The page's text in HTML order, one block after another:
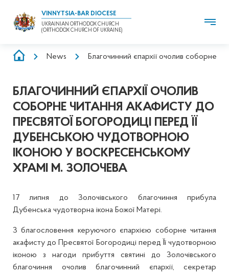
VINNYTSIA-BAR DIOCESE
UKRAINIAN ORTHODOX CHURCH
(ORTHODOX CHURCH OF UKRAINE)
BREADCRUMB
News Благочинний єпархії очолив соборне
БЛАГОЧИННИЙ ЄПАРХІЇ ОЧОЛИВ
СОБОРНЕ ЧИТАННЯ АКАФИСТУ ДО
ПРЕСВЯТОЇ БОГОРОДИЦІ ПЕРЕД ЇЇ
ДУБЕНСЬКОЮ ЧУДОТВОРНОЮ
ІКОНОЮ У ВОСКРЕСЕНСЬКОМУ
ХРАМІ М. ЗОЛОЧЕВА
17 липня до Золочівського благочиння прибула
Дубенська чудотворна ікона Божої Матері.
З благословення керуючого єпархією соборне читання
акафисту до Пресвятої Богородиці перед Її чудотворною
іконою з нагоди прибуття святині до Золочівського
благочиння очолив благочинний єпархії, секретар